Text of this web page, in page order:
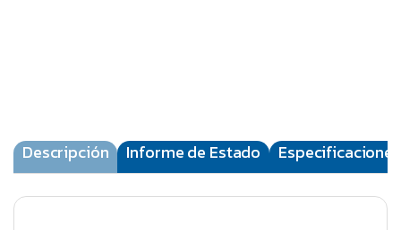
Descripción Informe de Estado Especificaciones